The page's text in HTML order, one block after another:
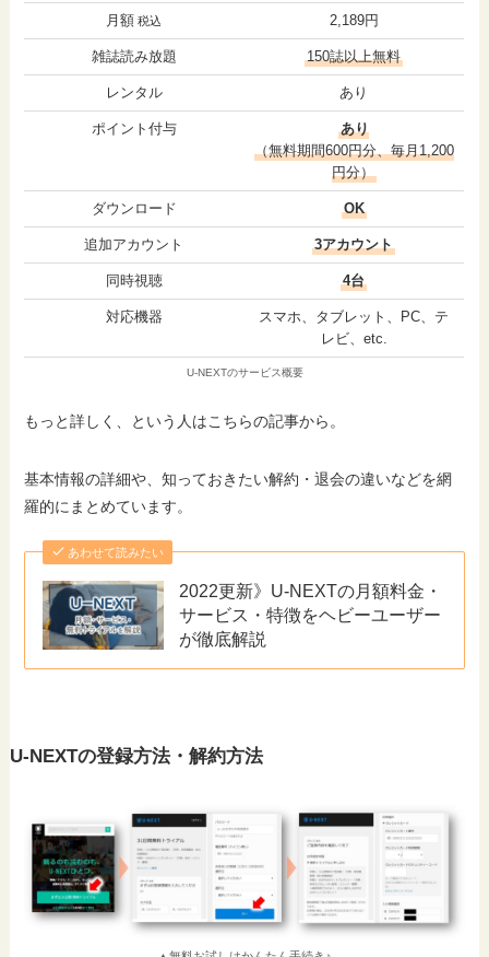
月額 税込 2,189円
雑誌読み放題 150誌以上無料
レンタル あり
ポイント付与
あり
（無料期間600円分、毎月1,200
円分）
ダウンロード OK
追加アカウント 3アカウント
同時視聴 4台
対応機器
スマホ、タブレット、PC、テ
レビ、etc.
U-NEXTのサービス概要
もっと詳しく、という人はこちらの記事から。
基本情報の詳細や、知っておきたい解約・退会の違いなどを網
羅的にまとめています。
あわせて読みたい
2022更新》U-NEXTの月額料金・
サービス・特徴をヘビーユーザー
が徹底解説
U-NEXTの登録方法・解約方法